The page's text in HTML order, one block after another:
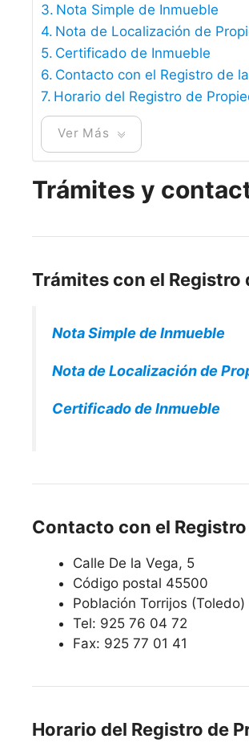
Nota Simple de Inmueble
Nota de Localización de
Certificado de Inmueble
Contacto con el Registro de
Horario del Registro de
Ver Más
Trámites y
Trámites con el Registro
Nota Simple de Inmueble
Nota de Localización de
Certificado de Inmueble
Contacto con el
Calle De la Vega, 5
Código postal 45500
Población Torrijos (Toledo)
Tel: 925 76 04 72
Fax: 925 77 01 41
Horario del Registro de